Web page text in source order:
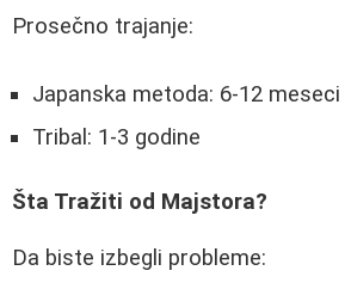
Prosečno trajanje:
Japanska metoda: 6-12 meseci
Tribal: 1-3 godine
Šta Tražiti od Majstora?
Da biste izbegli probleme: